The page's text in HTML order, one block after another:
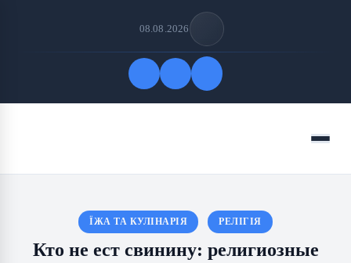
08.08.2026
Меню
ЇЖА ТА КУЛІНАРІЯ РЕЛІГІЯ
Кто не ест свинину: религиозные